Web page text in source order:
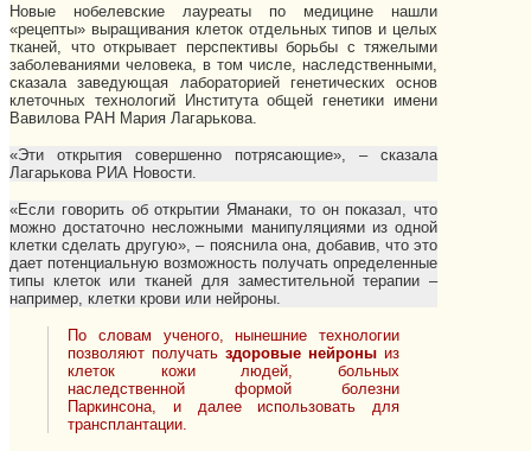
Новые нобелевские лауреаты по медицине нашли
«рецепты» выращивания клеток отдельных типов и целых
тканей, что открывает перспективы борьбы с тяжелыми
заболеваниями человека, в том числе, наследственными,
сказала заведующая лабораторией генетических основ
клеточных технологий Института общей генетики имени
Вавилова РАН Мария Лагарькова.
«Эти открытия совершенно потрясающие», – сказала
Лагарькова РИА Новости.
«Если говорить об открытии Яманаки, то он показал, что
можно достаточно несложными манипуляциями из одной
клетки сделать другую», – пояснила она, добавив, что это
дает потенциальную возможность получать определенные
типы клеток или тканей для заместительной терапии –
например, клетки крови или нейроны.
По словам ученого, нынешние технологии
позволяют получатьздоровые нейроны из
клеток кожи людей, больных
наследственной формой болезни
Паркинсона, и далее использовать для
трансплантации.